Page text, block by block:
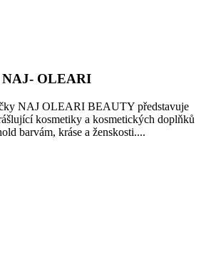
NAJ- OLEARI
NAJ OLEARI BEAUTY představuje
kosmetiky a kosmetických doplňků
barvám, kráse a ženskosti....